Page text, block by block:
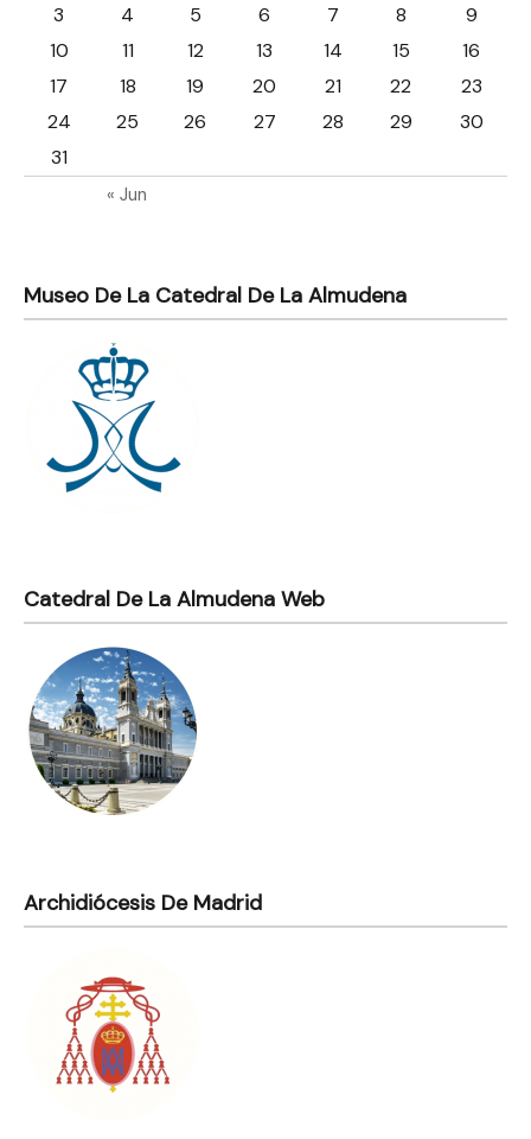
« Jun
3
4 5 6 7 8
9
10
11 12 13 14 15
16
17
18 19 20 21 22
23
24
25 26 27 28 29
30
31
Museo De La Catedral De La Almudena
Catedral De La Almudena Web
Archidiócesis De Madrid